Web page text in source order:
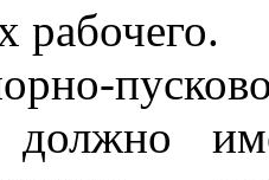
рабочего.
должно